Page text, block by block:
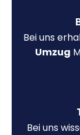
Bei uns
Umzug
Bei uns